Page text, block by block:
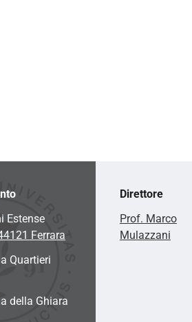
Estense
Ferrara
Quartieri
della Ghiara
Direttore
Prof. Marco
Mulazzani